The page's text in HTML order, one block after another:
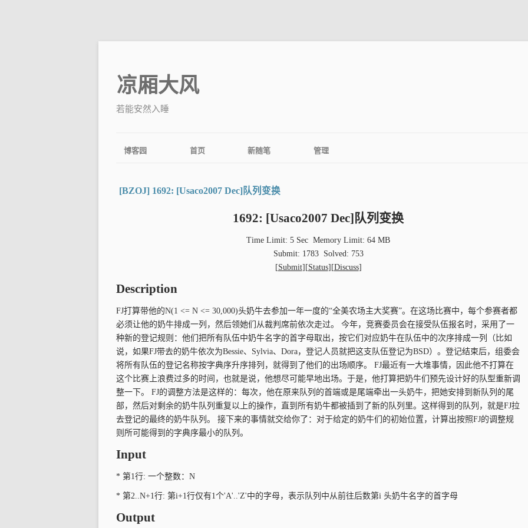
凉厢大风
若能安然入睡
博客园 首页 新随笔 管理
[BZOJ] 1692: [Usaco2007 Dec]队列变换
1692: [Usaco2007 Dec]队列变换
Time Limit: 5 Sec Memory Limit: 64 MB
Submit: 1783 Solved: 753
[Submit][Status][Discuss]
Description
FJ打算带他的N(1 <= N <= 30,000)头奶牛去参加一年一度的“全美农场主大奖赛”。在这场比赛中，每个参赛者都
必须让他的奶牛排成一列，然后领她们从裁判席前依次走过。 今年，竞赛委员会在接受队伍报名时，采用了一
种新的登记规则：他们把所有队伍中奶牛名字的首字母取出，按它们对应奶牛在队伍中的次序排成一列（比如
说，如果FJ带去的奶牛依次为Bessie、Sylvia、Dora，登记人员就把这支队伍登记为BSD）。登记结束后，组委会
将所有队伍的登记名称按字典序升序排列，就得到了他们的出场顺序。 FJ最近有一大堆事情，因此他不打算在
这个比赛上浪费过多的时间，也就是说，他想尽可能早地出场。于是，他打算把奶牛们预先设计好的队型重新调
整一下。 FJ的调整方法是这样的：每次，他在原来队列的首端或是尾端牵出一头奶牛，把她安排到新队列的尾
部，然后对剩余的奶牛队列重复以上的操作，直到所有奶牛都被插到了新的队列里。这样得到的队列，就是FJ拉
去登记的最终的奶牛队列。 接下来的事情就交给你了：对于给定的奶牛们的初始位置，计算出按照FJ的调整规
则所可能得到的字典序最小的队列。
Input
* 第1行: 一个整数：N
* 第2..N+1行: 第i+1行仅有1个'A'..'Z'中的字母，表示队列中从前往后数第i 头奶牛名字的首字母
Output